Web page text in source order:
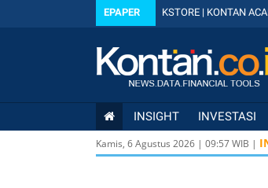
EPAPER KSTORE | KONTAN
INSIGHT INVESTASI
Kamis, 6 Agustus 2026 | 09:57WIB |